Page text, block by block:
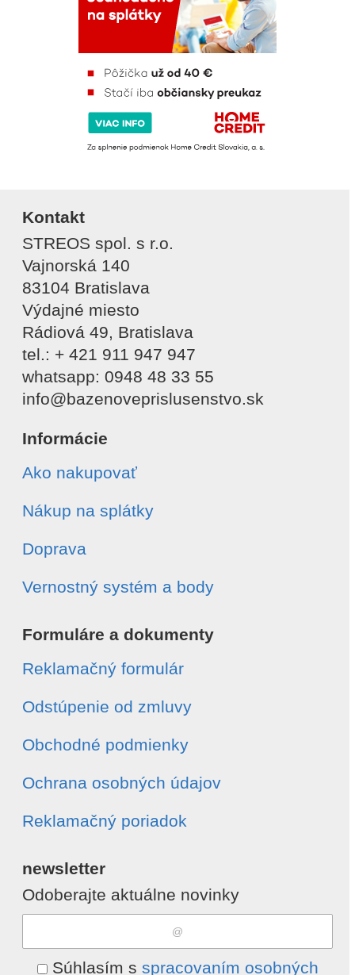
Kontakt
STREOS spol. s r.o.
Vajnorská 140
83104 Bratislava
Výdajné miesto
Rádiová 49, Bratislava
tel.: + 421 911 947 947
whatsapp: 0948 48 33 55
info@bazenoveprislusenstvo.sk
Informácie
Ako nakupovať
Nákup na splátky
Doprava
Vernostný systém a body
Formuláre a dokumenty
Reklamačný formulár
Odstúpenie od zmluvy
Obchodné podmienky
Ochrana osobných údajov
Reklamačný poriadok
newsletter
Odoberajte aktuálne novinky
Súhlasím s spracovaním osobných